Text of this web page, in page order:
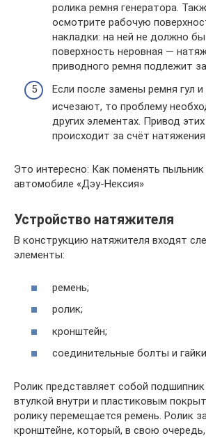
ролика ремня генератора.
осмотрите рабочую
накладки: на ней не должно
поверхность неровная —
приводного ремня подлежит
Если после замены ремня гул
исчезают, то проблему
других элементах. Привод
происходит за счёт
Это интересно: Как поменять
автомобиле «Дэу-Нексия»
Устройство натяжителя
В конструкцию натяжителя входят
элементы:
ремень;
ролик;
кронштейн;
соединительные болты и
Ролик представляет собой
втулкой внутри и пластиковым
ролику перемещается ремень. Ролик
кронштейне, который, в свою